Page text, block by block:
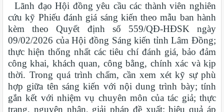
Lãnh đạo Hội đồng yêu cầu các thành viên nghiên
cứu kỹ Phiếu đánh giá sáng kiến theo mẫu ban hành
kèm theo Quyết định số 559/QĐ-HĐSK ngày
09/02/2026 của Hội đồng Sáng kiến tỉnh Lâm Đồng;
thực hiện thống nhất các tiêu chí đánh giá, bảo đảm
công khai, khách quan, công bằng, chính xác và kịp
thời. Trong quá trình chấm, cần xem xét kỹ sự phù
hợp giữa tên sáng kiến với nội dung trình bày; tính
gắn kết với nhiệm vụ chuyên môn của tác giả; thực
trạng, nguyên nhân, giải pháp đề xuất; hiệu quả áp